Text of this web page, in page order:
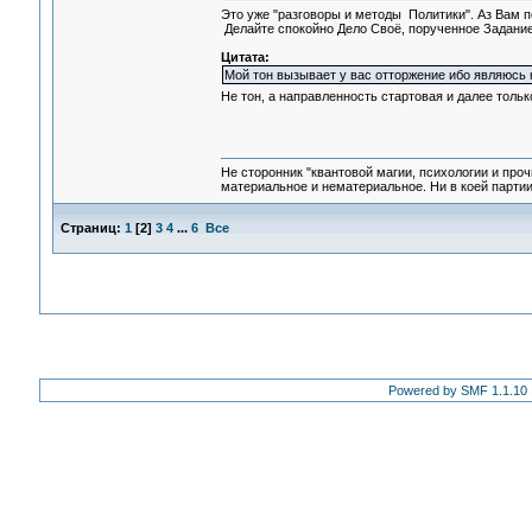
Это уже "разговоры и методы Политики". Аз Вам
Делайте спокойно Дело Своё, порученное
Цитата:
Мой тон вызывает у вас отторжение ибо
Не тон, а направленность стартовая и далее
Не сторонник "квантовой магии, психологии и
материальное и нематериальное. Ни в коей
Страниц: 1 [2] 3 4 ... 6 Все
Powered by SMF 1.1.10